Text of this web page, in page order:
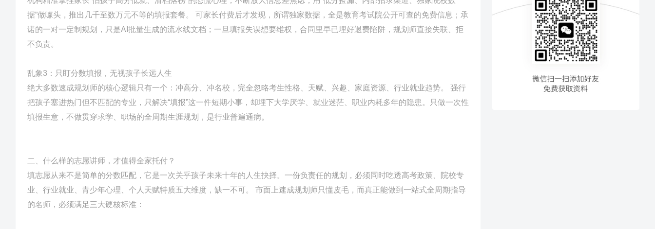
据”做噱头，推出几千至数万元不等的填报套餐。 可家长付费后才发现，所谓独家数据，全是教育考试院公开可查的免费信息；承
诺的一对一定制规划，只是AI批量生成的流水线文档；一旦填报失误想要维权，合同里早已埋好退费陷阱，规划师直接失联、拒
不负责。
乱象3：只盯分数填报，无视孩子长远人生
绝大多数速成规划师的核心逻辑只有一个：冲高分、冲名校，完全忽略考生性格、天赋、兴趣、家庭资源、行业就业趋势。 强行
把孩子塞进热门但不匹配的专业，只解决“填报”这一件短期小事，却埋下大学厌学、就业迷茫、职业内耗多年的隐患。只做一次性
填报生意，不做贯穿求学、职场的全周期生涯规划，是行业普遍通病。
二、什么样的志愿讲师，才值得全家托付？
填志愿从来不是简单的分数匹配，它是一次关乎孩子未来十年的人生抉择。一份负责任的规划，必须同时吃透高考政策、院校专
业、行业就业、青少年心理、个人天赋特质五大维度，缺一不可。 市面上速成规划师只懂皮毛，而真正能做到一站式全周期指导
的名师，必须满足三大硬核标准：